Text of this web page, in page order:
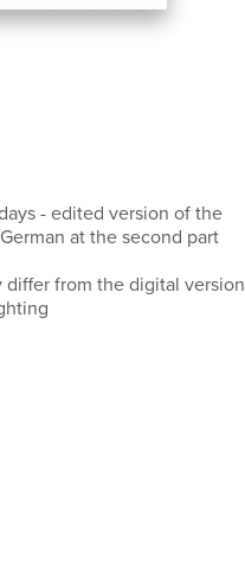
- edited version of the
at the second part
from the digital version